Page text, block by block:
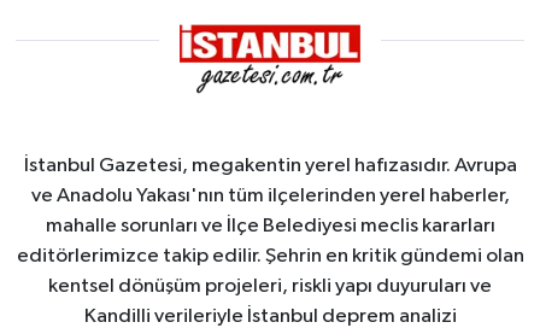
İstanbul Gazetesi, megakentin yerel hafızasıdır. Avrupa
ve Anadolu Yakası'nın tüm ilçelerinden yerel haberler,
mahalle sorunları ve İlçe Belediyesi meclis kararları
editörlerimizce takip edilir. Şehrin en kritik gündemi olan
kentsel dönüşüm projeleri, riskli yapı duyuruları ve
Kandilli verileriyle İstanbul deprem analizi